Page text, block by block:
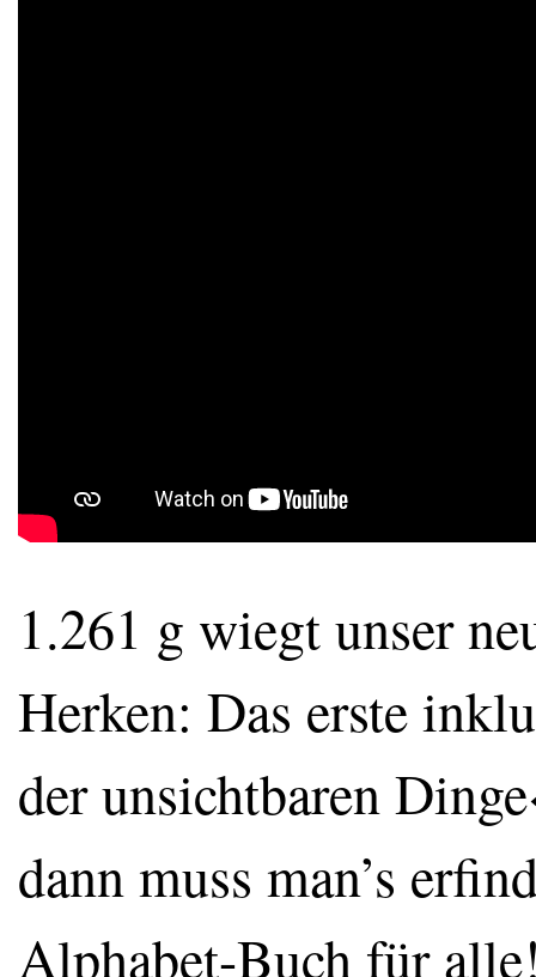
1.261 g wiegt unser
Herken: Das erste
der unsichtbaren
dann muss man’s
Alphabet-Buch für